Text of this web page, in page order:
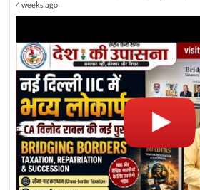
4 weeks ago